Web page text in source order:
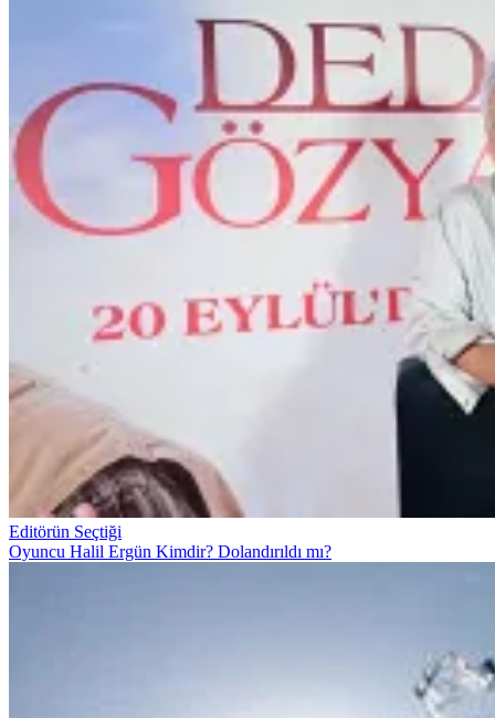
Editörün Seçtiği
Oyuncu Halil Ergün Kimdir? Dolandırıldı mı?